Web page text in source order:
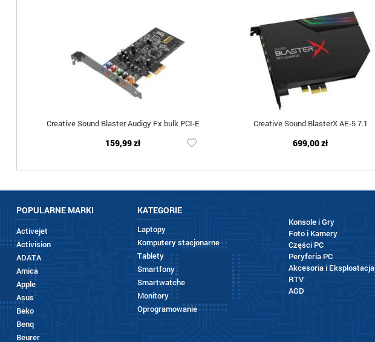
Creative Sound Blaster Audigy Fx bulk PCI-E
159,99 zł
Creative Sound BlasterX AE-5 7.1
699,00 zł
POPULARNE MARKI
Activejet
Activision
ADATA
Amica
Apple
Asus
Beko
Benq
Beurer
KATEGORIE
Laptopy
Komputery stacjonarne
Tablety
Smartfony
Smartwatche
Monitory
Oprogramowanie
Konsole i Gry
Foto i Kamery
Części PC
Peryferia PC
Akcesoria i Eksploatacja
RTV
AGD